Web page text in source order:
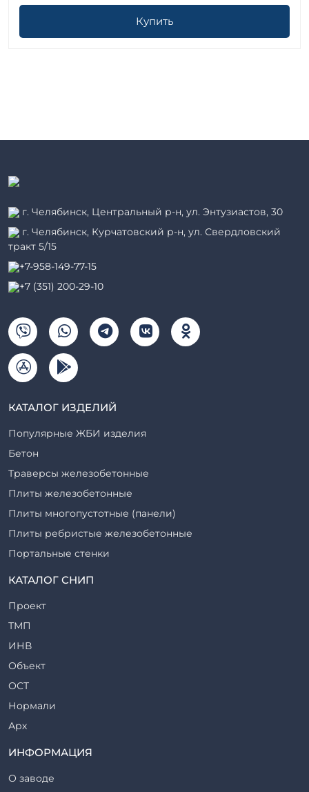
Купить
г. Челябинск, Центральный р-н, ул. Энтузиастов, 30
г. Челябинск, Курчатовский р-н, ул. Свердловский
тракт 5/15
+7-958-149-77-15
+7 (351) 200-29-10
КАТАЛОГ ИЗДЕЛИЙ
Популярные ЖБИ изделия
Бетон
Траверсы железобетонные
Плиты железобетонные
Плиты многопустотные (панели)
Плиты ребристые железобетонные
Портальные стенки
Прогоны железобетонные
Ригели железобетонные
Сваи железобетонные
Стеновые блоки
Стойки железобетонные
Столбы железобетонные
Закладные детали
Трубы железобетонные
Утяжелители железобетонные
Фермы железобетонные
КАТАЛОГ СНИП
Проект
ТМП
ИНВ
Объект
ОСТ
Нормали
Арх
ТР
Серия
ИНФОРМАЦИЯ
О заводе